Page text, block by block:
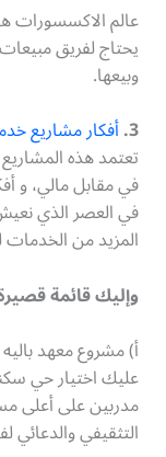
عالم الاكسسورات
يحتاج لفريق
وبيعها.
3. أفكار مشاريع
تعتمد هذه
في مقابل مالي، و
في العصر الذي
المزيد من الخدمات
وإليك قائمة
أ) مشروع معهد
عليك اختيار حي
مدربين على أعلى
التثقيفي والدعائي